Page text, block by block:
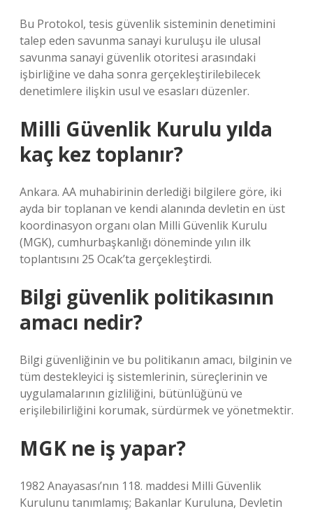
Bu Protokol, tesis güvenlik sisteminin denetimini
talep eden savunma sanayi kuruluşu ile ulusal
savunma sanayi güvenlik otoritesi arasındaki
işbirliğine ve daha sonra gerçekleştirilebilecek
denetimlere ilişkin usul ve esasları düzenler.
Milli Güvenlik Kurulu yılda
kaç kez toplanır?
Ankara. AA muhabirinin derlediği bilgilere göre, iki
ayda bir toplanan ve kendi alanında devletin en üst
koordinasyon organı olan Milli Güvenlik Kurulu
(MGK), cumhurbaşkanlığı döneminde yılın ilk
toplantısını 25 Ocak’ta gerçekleştirdi.
Bilgi güvenlik politikasının
amacı nedir?
Bilgi güvenliğinin ve bu politikanın amacı, bilginin ve
tüm destekleyici iş sistemlerinin, süreçlerinin ve
uygulamalarının gizliliğini, bütünlüğünü ve
erişilebilirliğini korumak, sürdürmek ve yönetmektir.
MGK ne iş yapar?
1982 Anayasası’nın 118. maddesi Milli Güvenlik
Kurulunu tanımlamış; Bakanlar Kuruluna, Devletin